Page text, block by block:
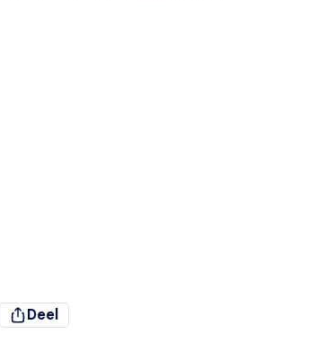
Deel